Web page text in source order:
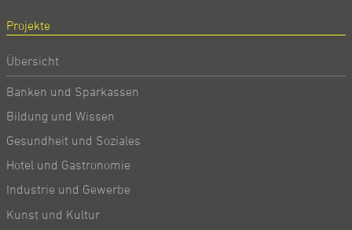
Projekte
Übersicht
Banken und Sparkassen
Bildung und Wissen
Gesundheit und Soziales
Hotel und Gastronomie
Industrie und Gewerbe
Kunst und Kultur